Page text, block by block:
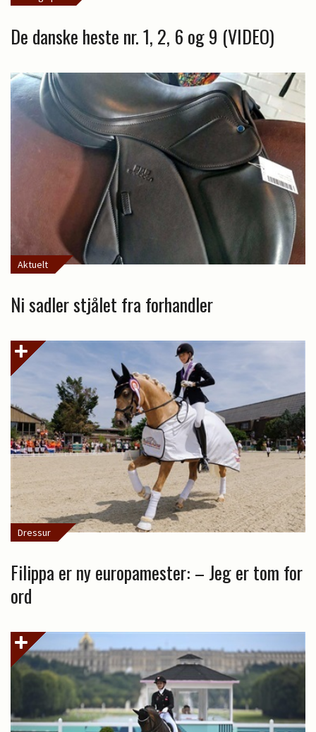
De danske heste nr. 1, 2, 6 og 9 (VIDEO)
Aktuelt
Ni sadler stjålet fra forhandler
Dressur
Filippa er ny europamester: – Jeg er tom for
ord